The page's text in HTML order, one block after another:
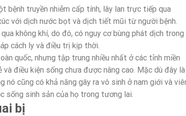
bệnh truyền nhiễm cấp tính, lây lan trực tiếp qua
với dịch nước bọt và dịch tiết mũi từ người bệnh.
không khí, do đó, có nguy cơ bùng phát dịch trong
cách ly và điều trị kịp thời.
quốc, nhưng tập trung nhiều nhất ở các tỉnh miền
và điều kiện sống chưa được nâng cao. Mặc dù đây là
cũng có khả năng gây ra vô sinh ở nam giới và
sống sinh sản của họ trong tương lai.
bị